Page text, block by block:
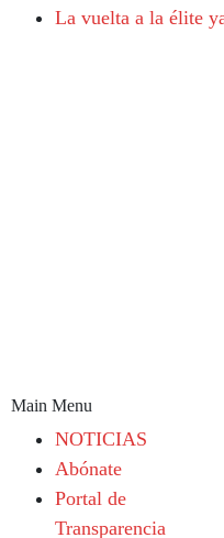
La vuelta a la élite
Main Menu
NOTICIAS
Abónate
Portal de
Transparencia